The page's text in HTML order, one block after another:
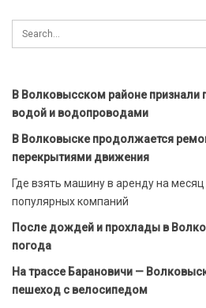
В Волковысском районе признали
водой и водопроводами
В Волковыске продолжается
перекрытиями движения
Где взять машину в аренду на
популярных компаний
После дождей и прохлады в
погода
На трассе Барановичи —
пешеход с велосипедом